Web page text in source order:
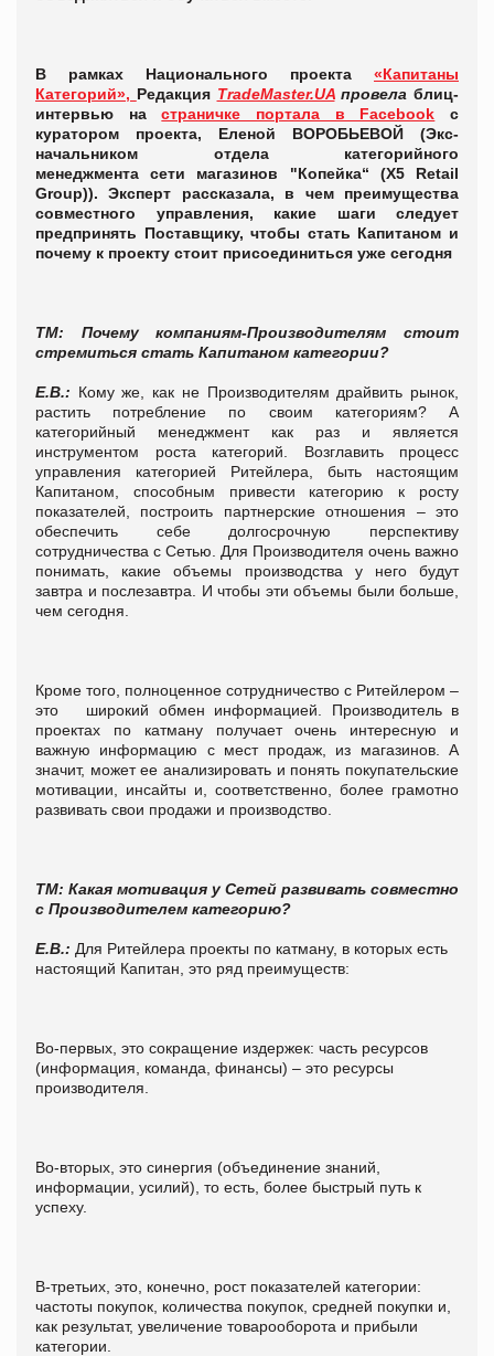
В рамках Национального проекта «Капитаны
Категорий», Редакция TradeMaster.UA провела блиц-
интервью настраничке портала в Facebook с
куратором проекта, Еленой ВОРОБЬЕВОЙ
(Экс-
начальником отдела категорийного
менеджмента сети магазинов "Копейка“ (X5 Retail
Group)). Эксперт рассказала, в чем преимущества
совместного управления, какие шаги следует
предпринять Поставщику, чтобы стать Капитаном и
почему к проекту стоит присоединиться уже сегодня
ТМ: Почему компаниям-Производителям стоит
стремиться стать Капитаном категории?
Е.В.: Кому же, как не Производителям драйвить рынок,
растить потребление по своим категориям? А
категорийный менеджмент как раз и является
инструментом роста категорий. Возглавить процесс
управления категорией Ритейлера, быть настоящим
Капитаном, способным привести категорию к росту
показателей, построить партнерские отношения – это
обеспечить себе долгосрочную перспективу
сотрудничества с Сетью. Для Производителя очень важно
понимать, какие объемы производства у него будут
завтра и послезавтра. И чтобы эти объемы были больше,
чем сегодня.
Кроме того, полноценное сотрудничество с Ритейлером –
это широкий обмен информацией. Производитель в
проектах по катману получает очень интересную и
важную информацию с мест продаж, из магазинов. А
значит, может ее анализировать и понять покупательские
мотивации, инсайты и, соответственно, более грамотно
развивать свои продажи и производство.
ТМ: Какая мотивация у Сетей развивать совместно
с Производителем категорию?
Е.В.: Для Ритейлера проекты по катману, в которых есть
настоящий Капитан, это ряд преимуществ:
Во-первых, это сокращение издержек: часть ресурсов
(информация, команда, финансы) – это ресурсы
производителя.
Во-вторых, это синергия (объединение знаний,
информации, усилий), то есть, более быстрый путь к
успеху.
В-третьих, это, конечно, рост показателей категории:
частоты покупок, количества покупок, средней покупки и,
как результат, увеличение товарооборота и прибыли
категории.